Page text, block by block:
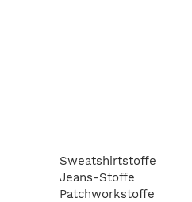
Sweatshirtstoffe
Jeans-Stoffe
Patchworkstoffe